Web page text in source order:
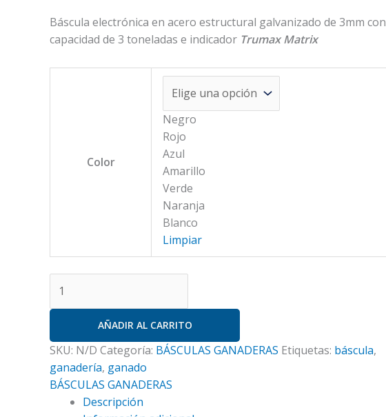
Báscula electrónica en acero estructural galvanizado de 3mm con
capacidad de 3 toneladas e indicador Trumax Matrix
Color
Negro
Rojo
Azul
Amarillo
Verde
Naranja
Blanco
Limpiar
AÑADIR AL CARRITO
SKU: N/D Categoría: BÁSCULAS GANADERAS Etiquetas: báscula,
ganadería, ganado
BÁSCULAS GANADERAS
Descripción